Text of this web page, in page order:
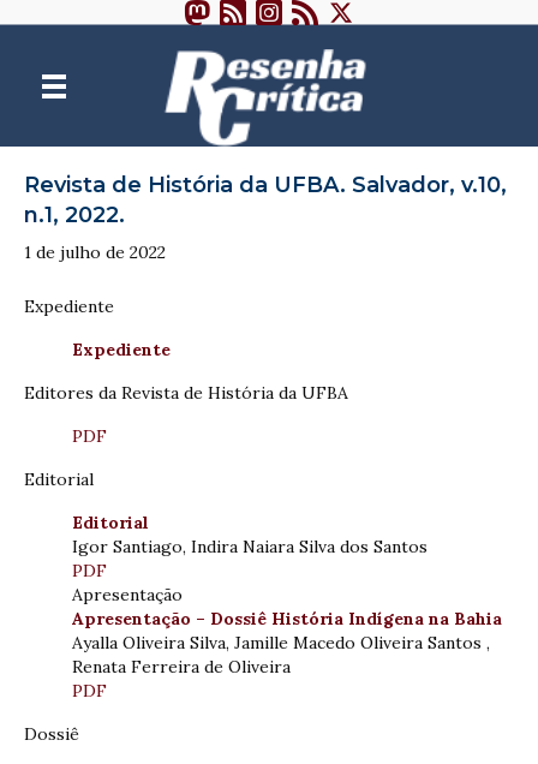
Revista de História da UFBA. Salvador, v.10,
n.1, 2022.
1 de julho de 2022
Expediente
Expediente
Editores da Revista de História da UFBA
PDF
Editorial
Editorial
Igor Santiago, Indira Naiara Silva dos Santos
PDF
Apresentação
Apresentação – Dossiê História Indígena na Bahia
Ayalla Oliveira Silva, Jamille Macedo Oliveira Santos ,
Renata Ferreira de Oliveira
PDF
Dossiê